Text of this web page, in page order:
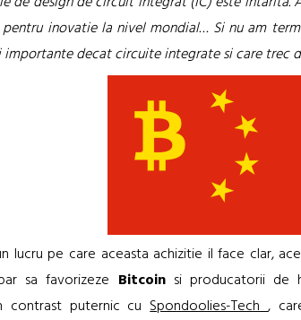
inovatie la nivel mondial… Si nu am
importante decat circuite integrate si care trec
lucru pe care aceasta achizitie il face clar,
sa favorizeze Bitcoinsi producatorii de
contrast puternic cuSpondoolies-Tech,